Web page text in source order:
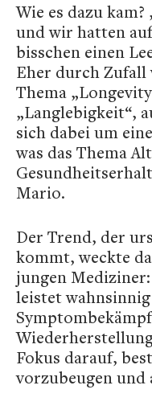
Wie es dazu
und wir hatten
bisschen einen
Eher durch Zufall
Thema
„Langlebigkeit“,
sich dabei um
was das Thema
Mario.
Der Trend, der
kommt, weckte
jungen
leistet
Fokus darauf,
vorzubeugen und